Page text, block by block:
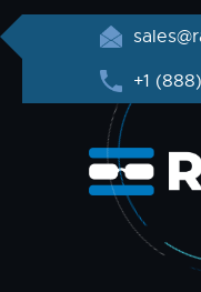
+1